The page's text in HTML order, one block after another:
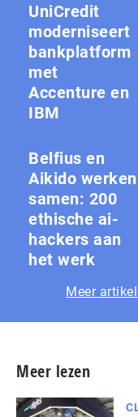
UniCredit
moderniseert
bankplatform
met
Accenture en
IBM
Belfius en
Aikido werken
samen: 200
ethische ai-
hackers aan
het werk
Meer
Meer lezen